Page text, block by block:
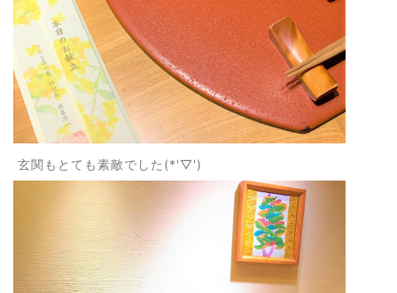
玄関もとても素敵でした(*'▽')